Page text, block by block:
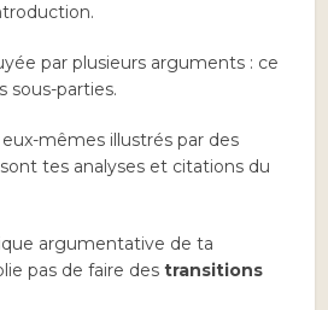
par plusieurs arguments : ce
sous-parties.
mêmes illustrés par des
tes analyses et citations du
argumentative de ta
pas de faire destransitions